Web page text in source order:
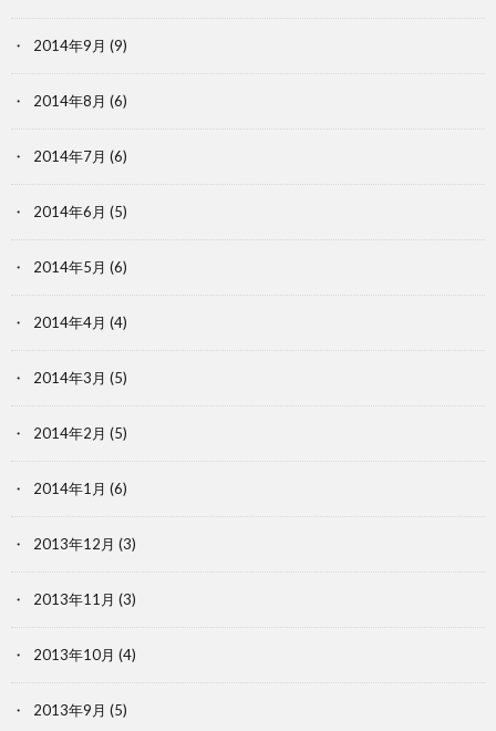
2014年9月 (9)
2014年8月 (6)
2014年7月 (6)
2014年6月 (5)
2014年5月 (6)
2014年4月 (4)
2014年3月 (5)
2014年2月 (5)
2014年1月 (6)
2013年12月 (3)
2013年11月 (3)
2013年10月 (4)
2013年9月 (5)